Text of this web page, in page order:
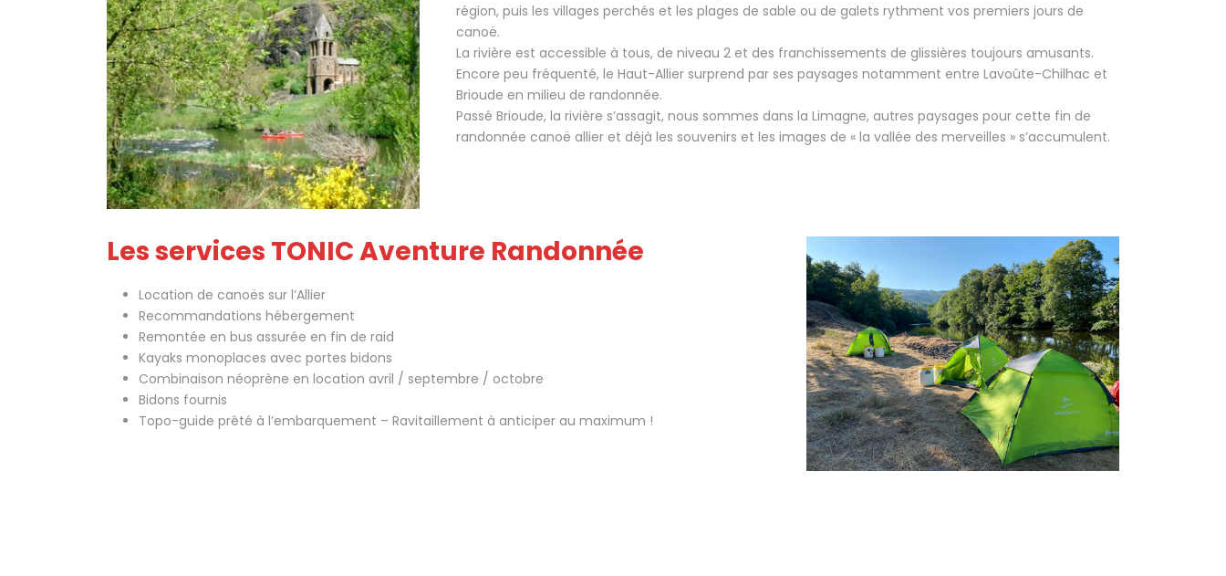
région, puis les villages perchés et les plages de sable ou de galets rythment vos premiers jours de
canoë.
La rivière est accessible à tous, de niveau 2 et des franchissements de glissières toujours amusants.
Encore peu fréquenté, le Haut-Allier surprend par ses paysages notamment entre Lavoûte-Chilhac et
Brioude en milieu de randonnée.
Passé Brioude, la rivière s’assagit, nous sommes dans la Limagne, autres paysages pour cette fin de
randonnée canoë allier et déjà les souvenirs et les images de « la vallée des merveilles » s’accumulent.
Les services TONIC Aventure Randonnée
Location de canoës sur l’Allier
Recommandations hébergement
Remontée en bus assurée en fin de raid
Kayaks monoplaces avec portes bidons
Combinaison néoprène en location avril / septembre / octobre
Bidons fournis
Topo-guide prêté à l’embarquement – Ravitaillement à anticiper au maximum !